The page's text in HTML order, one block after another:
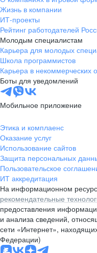
Жизнь в компании
ИТ-проекты
Рейтинг работодателей
Молодым специалистам
Карьера для молодых
Школа программистов
Карьера в некоммерческих
Боты для уведомлений
Мобильное приложение
Этика и комплаенс
Оказание услуг
Использование сайтов
Защита персональных
Пользовательское
ИТ аккредитация
На информационном
рекомендательные
предоставления
и анализа сведений,
сети «Интернет»,
Федерации)